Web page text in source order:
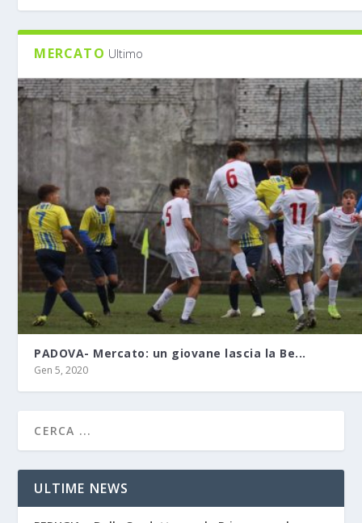
MERCATO Ultimo
PADOVA- Mercato: un giovane lascia la Be...
Gen 5, 2020
ULTIME NEWS